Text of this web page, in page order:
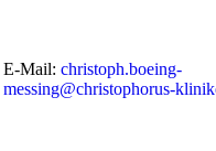
E-Mail: christoph.boeing-
messing@christophorus-